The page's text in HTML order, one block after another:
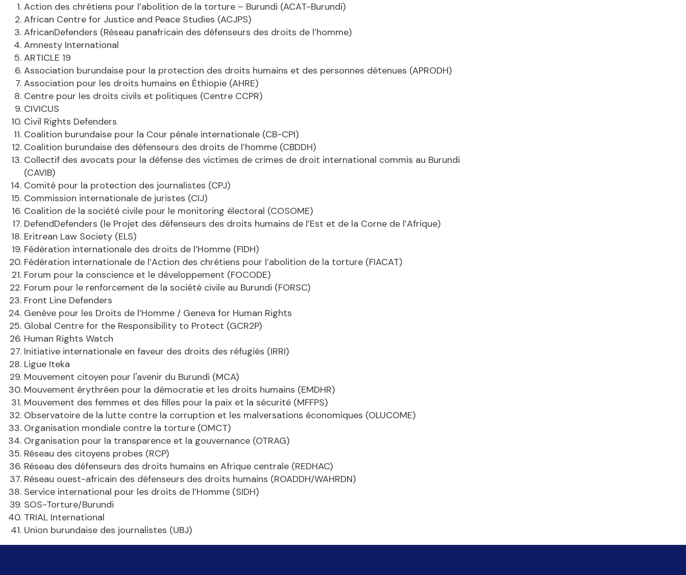
Action des chrétiens pour l’abolition de la torture – Burundi (ACAT-Burundi)
African Centre for Justice and Peace Studies (ACJPS)
AfricanDefenders (Réseau panafricain des défenseurs des droits de l’homme)
Amnesty International
ARTICLE 19
Association burundaise pour la protection des droits humains et des personnes détenues (APRODH)
Association pour les droits humains en Éthiopie (AHRE)
Centre pour les droits civils et politiques (Centre CCPR)
CIVICUS
Civil Rights Defenders
Coalition burundaise pour la Cour pénale internationale (CB-CPI)
Coalition burundaise des défenseurs des droits de l’homme (CBDDH)
Collectif des avocats pour la défense des victimes de crimes de droit international commis au Burundi
(CAVIB)
Comité pour la protection des journalistes (CPJ)
Commission internationale de juristes (CIJ)
Coalition de la société civile pour le monitoring électoral (COSOME)
DefendDefenders (le Projet des défenseurs des droits humains de l’Est et de la Corne de l’Afrique)
Eritrean Law Society (ELS)
Fédération internationale des droits de l’Homme (FIDH)
Fédération internationale de l’Action des chrétiens pour l’abolition de la torture (FIACAT)
Forum pour la conscience et le développement (FOCODE)
Forum pour le renforcement de la société civile au Burundi (FORSC)
Front Line Defenders
Genève pour les Droits de l’Homme / Geneva for Human Rights
Global Centre for the Responsibility to Protect (GCR2P)
Human Rights Watch
Initiative internationale en faveur des droits des réfugiés (IRRI)
Ligue Iteka
Mouvement citoyen pour l'avenir du Burundi (MCA)
Mouvement érythréen pour la démocratie et les droits humains (EMDHR)
Mouvement des femmes et des filles pour la paix et la sécurité (MFFPS)
Observatoire de la lutte contre la corruption et les malversations économiques (OLUCOME)
Organisation mondiale contre la torture (OMCT)
Organisation pour la transparence et la gouvernance (OTRAG)
Réseau des citoyens probes (RCP)
Réseau des défenseurs des droits humains en Afrique centrale (REDHAC)
Réseau ouest-africain des défenseurs des droits humains (ROADDH/WAHRDN)
Service international pour les droits de l’Homme (SIDH)
SOS-Torture/Burundi
TRIAL International
Union burundaise des journalistes (UBJ)